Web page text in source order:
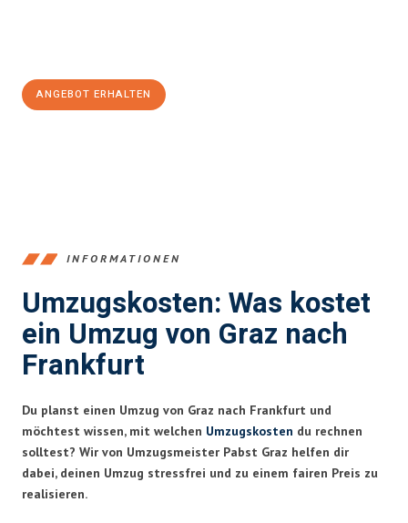
ANGEBOT ERHALTEN
INFORMATIONEN
Umzugskosten: Was kostet
ein Umzug von Graz nach
Frankfurt
Du planst einen Umzug von Graz nach Frankfurt und
möchtest wissen, mit welchen Umzugskosten du rechnen
solltest? Wir von Umzugsmeister Pabst Graz helfen dir
dabei, deinen Umzug stressfrei und zu einem fairen Preis zu
realisieren.